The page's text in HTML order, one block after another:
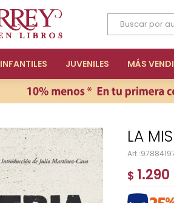
INFANTILES JUVENILES MÁS
LA
$ 1.290